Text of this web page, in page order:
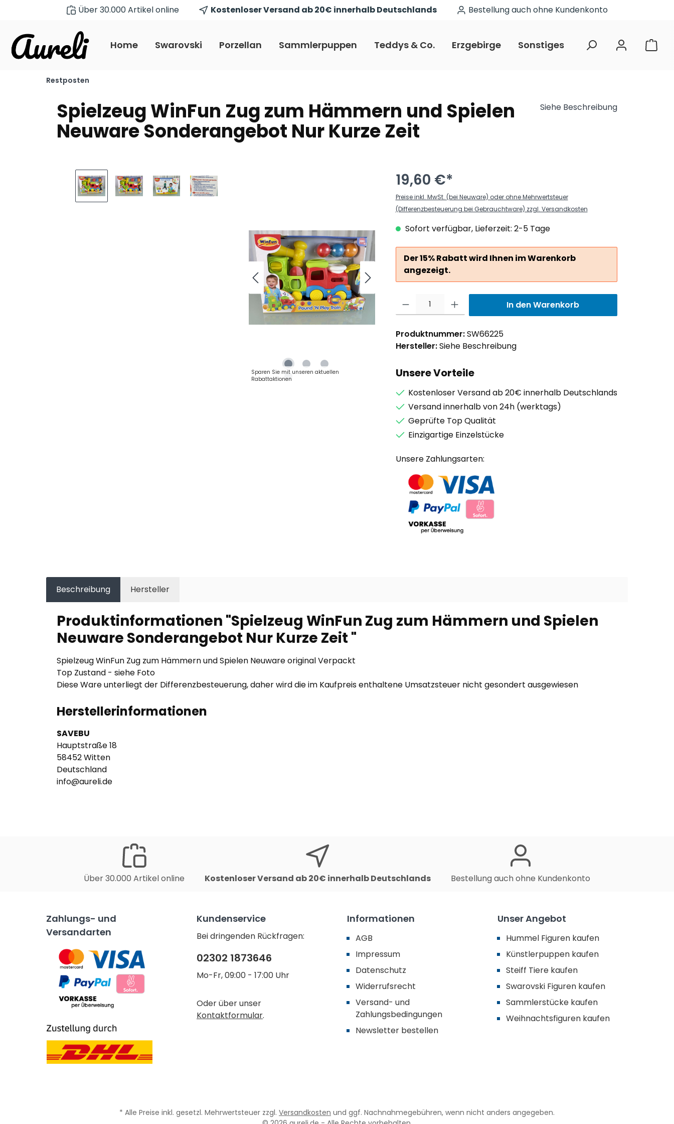
Zur Hauptnavigation springen
Über 30.000 Artikel online Kostenloser Versand ab 20€ innerhalb Deutschlands Bestellung auch ohne Kundenkonto
Home Swarovski Porzellan Sammlerpuppen Teddys & Co. Erzgebirge Sonstiges Restposten
Restposten
Spielzeug WinFun Zug zum Hämmern und Spielen
Neuware Sonderangebot Nur Kurze Zeit
Siehe Beschreibung
Bildergalerie überspringen
Sparen Sie mit unseren aktuellen
Rabattaktionen
19,60 €*
Preise inkl. MwSt. (bei Neuware) oder ohne Mehrwertsteuer
(Differenzbesteuerung bei Gebrauchtware) zzgl. Versandkosten
Sofort verfügbar, Lieferzeit: 2-5 Tage
Der 15% Rabatt wird Ihnen im Warenkorb
angezeigt.
Produkt Anzahl: Gib den gewünschten Wert ein oder benutze die Schaltflächen um die
In den Warenkorb
Produktnummer:SW66225
Hersteller:Siehe Beschreibung
Unsere Vorteile
Kostenloser Versand ab 20€ innerhalb Deutschlands
Versand innerhalb von 24h (werktags)
Geprüfte Top Qualität
Einzigartige Einzelstücke
Unsere Zahlungsarten:
Beschreibung Hersteller
Produktinformationen "Spielzeug WinFun Zug zum Hämmern und Spielen
Neuware Sonderangebot Nur Kurze Zeit "
Spielzeug WinFun Zug zum Hämmern und Spielen Neuware original Verpackt
Top Zustand - siehe Foto
Diese Ware unterliegt der Differenzbesteuerung, daher wird die im Kaufpreis enthaltene Umsatzsteuer nicht gesondert ausgewiesen
Herstellerinformationen
SAVEBU
Hauptstraße 18
58452 Witten
Deutschland
info@aureli.de
Über 30.000 Artikel online Kostenloser Versand ab 20€ innerhalb Deutschlands Bestellung auch ohne Kundenkonto
Zahlungs- und
Versandarten
Kundenservice
Bei dringenden Rückfragen:
02302 1873646
Mo-Fr, 09:00 - 17:00 Uhr
Oder über unser
Kontaktformular.
Informationen
AGB
Impressum
Datenschutz
Widerrufsrecht
Versand- und
Zahlungsbedingungen
Newsletter bestellen
Unser Angebot
Hummel Figuren kaufen
Künstlerpuppen kaufen
Steiff Tiere kaufen
Swarovski Figuren kaufen
Sammlerstücke kaufen
Weihnachtsfiguren kaufen
* Alle Preise inkl. gesetzl. Mehrwertsteuer zzgl. Versandkosten und ggf. Nachnahmegebühren, wenn nicht anders angegeben.